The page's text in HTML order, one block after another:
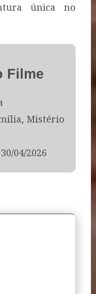
única no
Filme
Mistério
30/04/2026